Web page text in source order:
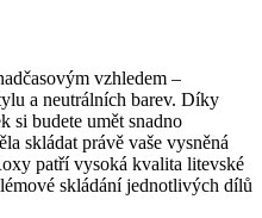
vzhledem –
a neutrálních barev. Díky
si budete umět snadno
skládat právě vaše vysněná
patří vysoká kvalita litevské
skládání jednotlivých dílů